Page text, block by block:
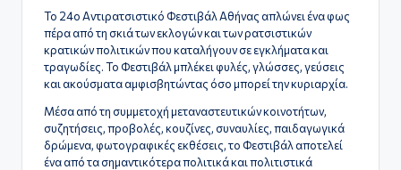
Το 24ο Αντιρατσιστικό Φεστιβάλ Αθήνας απλώνει ένα φως
πέρα από τη σκιά των εκλογών και των ρατσιστικών
κρατικών πολιτικών που καταλήγουν σε εγκλήματα και
τραγωδίες. Το Φεστιβάλ μπλέκει φυλές, γλώσσες, γεύσεις
και ακούσματα αμφισβητώντας όσο μπορεί την κυριαρχία.
Μέσα από τη συμμετοχή μεταναστευτικών κοινοτήτων,
συζητήσεις, προβολές, κουζίνες, συναυλίες, παιδαγωγικά
δρώμενα, φωτογραφικές εκθέσεις, το Φεστιβάλ αποτελεί
ένα από τα σημαντικότερα πολιτικά και πολιτιστικά